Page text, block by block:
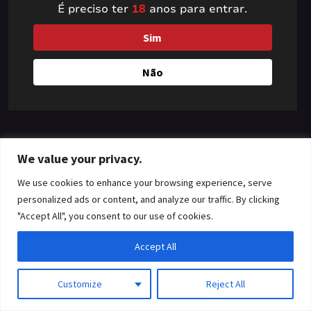
We value your privacy.
We use cookies to enhance your browsing experience, serve
personalized ads or content, and analyze our traffic. By clicking
"Accept All", you consent to our use of cookies.
Customize Reject All
Accept All
something amazing
— check back soon!
É preciso ter 18 anos para entrar.
Sim
Não